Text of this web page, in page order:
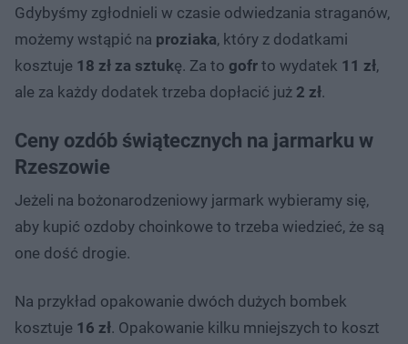
Gdybyśmy zgłodnieli w czasie odwiedzania straganów,
możemy wstąpić na proziaka, który z dodatkami
kosztuje 18 zł za sztukę. Za to gofr to wydatek 11 zł,
ale za każdy dodatek trzeba dopłacić już 2 zł.
Ceny ozdób świątecznych na jarmarku w
Rzeszowie
Jeżeli na bożonarodzeniowy jarmark wybieramy się,
aby kupić ozdoby choinkowe to trzeba wiedzieć, że są
one dość drogie.
Na przykład opakowanie dwóch dużych bombek
kosztuje 16 zł. Opakowanie kilku mniejszych to koszt